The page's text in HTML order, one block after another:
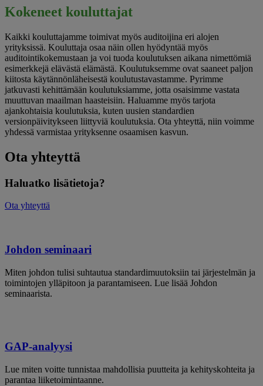
Kokeneet kouluttajat
Kaikki kouluttajamme toimivat myös auditoijina eri alojen
yrityksissä. Kouluttaja osaa näin ollen hyödyntää myös
auditointikokemustaan ja voi tuoda koulutuksen aikana nimettömiä
esimerkkejä elävästä elämästä. Koulutuksemme ovat saaneet paljon
kiitosta käytännönläheisestä koulutustavastamme. Pyrimme
jatkuvasti kehittämään koulutuksiamme, jotta osaisimme vastata
muuttuvan maailman haasteisiin. Haluamme myös tarjota
ajankohtaisia koulutuksia, kuten uusien standardien
versionpäivitykseen liittyviä koulutuksia. Ota yhteyttä, niin voimme
yhdessä varmistaa yrityksenne osaamisen kasvun.
Ota yhteyttä
Haluatko lisätietoja?
Ota yhteyttä
Johdon seminaari
Miten johdon tulisi suhtautua standardimuutoksiin tai järjestelmän ja
toimintojen ylläpitoon ja parantamiseen. Lue lisää Johdon
seminaarista.
GAP-analyysi
Lue miten voitte tunnistaa mahdollisia puutteita ja kehityskohteita ja
parantaa liiketoimintaanne.